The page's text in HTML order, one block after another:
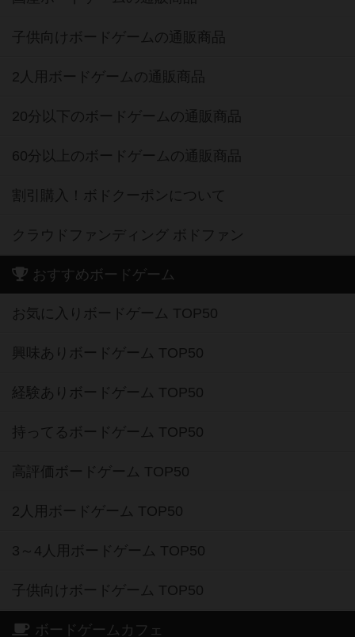
子供向けボードゲームの通販商品
2人用ボードゲームの通販商品
20分以下のボードゲームの通販商品
60分以上のボードゲームの通販商品
割引購入！ボドクーポンについて
クラウドファンディング ボドファン
おすすめボードゲーム
お気に入りボードゲーム TOP50
興味ありボードゲーム TOP50
経験ありボードゲーム TOP50
持ってるボードゲーム TOP50
高評価ボードゲーム TOP50
2人用ボードゲーム TOP50
3～4人用ボードゲーム TOP50
子供向けボードゲーム TOP50
ボードゲームカフェ